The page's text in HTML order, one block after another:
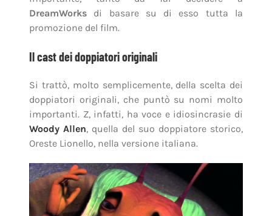
DreamWorksdi basare su di esso tutta la
promozione del film.
Il cast dei doppiatori originali
Si trattò, molto semplicemente, della scelta dei
doppiatori originali, che puntò su nomi molto
importanti. Z, infatti, ha voce e idiosincrasie di
Woody Allen, quella del suo doppiatore storico,
Oreste Lionello, nella versione italiana.